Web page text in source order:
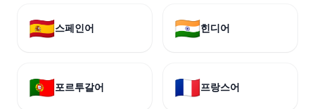
🇪🇸스페인어 🇮🇳힌디어
🇵🇹포르투갈어 🇫🇷프랑스어